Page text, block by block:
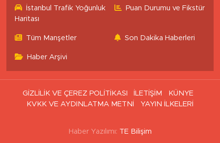
İstanbul Trafik Yoğunluk
Haritası
Puan Durumu ve Fikstür
Tüm Manşetler Son Dakika Haberleri
Haber Arşivi
GİZLİLİK VE ÇEREZ POLİTİKASI İLETİŞİM
KÜNYE
KVKK VE AYDINLATMA METNİ
YAYIN İLKELERİ
Haber Yazılımı: TE Bilişim